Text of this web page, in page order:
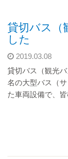
貸切バス（
した
2019.03.08
貸切バス（観光
名の大型バス（
た車両設備で、